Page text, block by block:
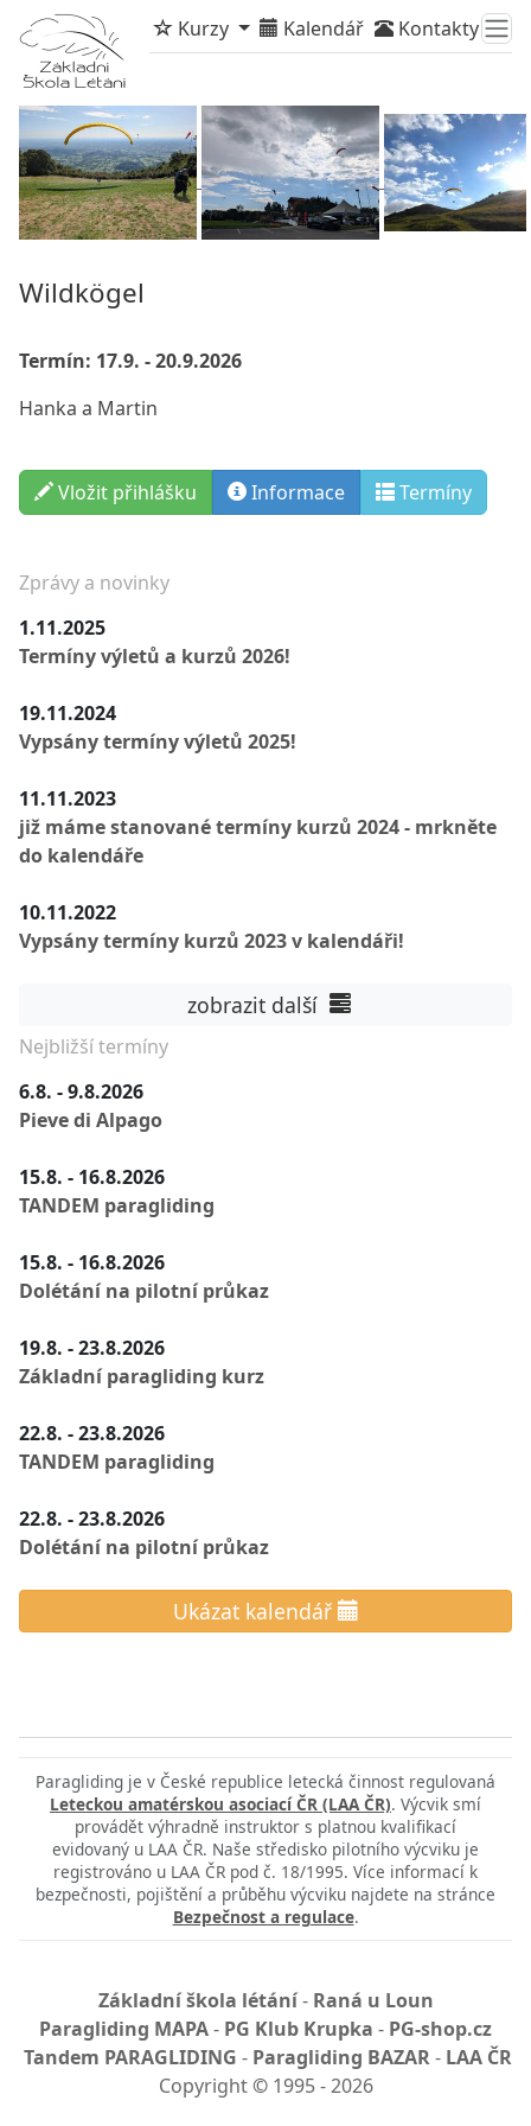
Kurzy Kalendář Kontakty
Zprávy a novinky
1.11.2025
Termíny výletů a kurzů 2026!
19.11.2024
Vypsány termíny výletů 2025!
11.11.2023
již máme stanované termíny kurzů 2024 - mrkněte
do kalendáře
10.11.2022
Vypsány termíny kurzů 2023 v kalendáři!
zobrazit další
Nejbližší termíny
6.8. - 9.8.2026
Pieve di Alpago
15.8. - 16.8.2026
TANDEM paragliding
15.8. - 16.8.2026
Dolétání na pilotní průkaz
19.8. - 23.8.2026
Základní paragliding kurz
22.8. - 23.8.2026
TANDEM paragliding
22.8. - 23.8.2026
Dolétání na pilotní průkaz
Ukázat kalendář
Wildkögel
Termín: 17.9. - 20.9.2026
Hanka a Martin
Vložit přihlášku Informace Termíny
Paragliding je v České republice letecká činnost regulovaná
Leteckou amatérskou asociací ČR (LAA ČR). Výcvik smí
provádět výhradně instruktor s platnou kvalifikací
evidovaný u LAA ČR. Naše středisko pilotního výcviku je
registrováno u LAA ČR pod č. 18/1995. Více informací k
bezpečnosti, pojištění a průběhu výcviku najdete na stránce
Bezpečnost a regulace.
Základní škola létání- Raná u Loun
Paragliding MAPA- PG Klub Krupka - PG-shop.cz
Tandem PARAGLIDING - Paragliding BAZAR- LAA ČR
Copyright©1995 - 2026